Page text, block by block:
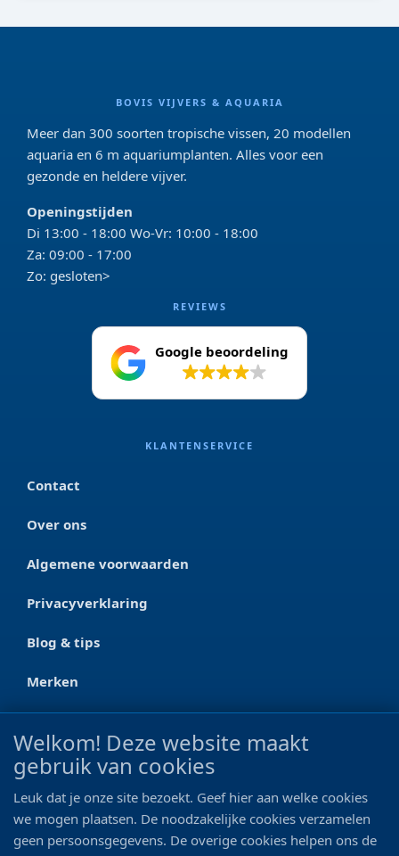
BOVIS VIJVERS & AQUARIA
Meer dan 300 soorten tropische vissen, 20 modellen
aquaria en 6 m aquariumplanten. Alles voor een
gezonde en heldere vijver.
Openingstijden
Di 13:00 - 18:00 Wo-Vr: 10:00 - 18:00
Za: 09:00 - 17:00
Zo: gesloten>
REVIEWS
Google beoordeling
KLANTENSERVICE
Contact
Over ons
Algemene voorwaarden
Privacyverklaring
Blog & tips
Merken
CONTACT
Ootmarsumseweg 125a
0546 - 622 990
Welkom! Deze website maakt
gebruik van cookies
Leuk dat je onze site bezoekt. Geef hier aan welke cookies
we mogen plaatsen. De noodzakelijke cookies verzamelen
geen persoonsgegevens. De overige cookies helpen ons de